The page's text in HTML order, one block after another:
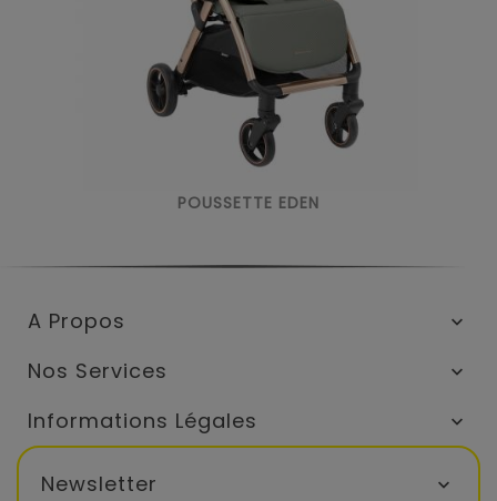
POUSSETTE EDEN
A Propos 
Nos Services 
Informations Légales 
Newsletter 